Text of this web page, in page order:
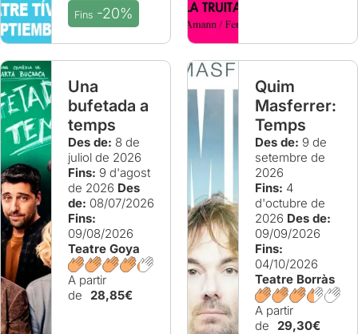
Fins -20%
Una
bufetada a
temps
Des de: 8 de
juliol de 2026
Fins: 9 d'agost
de 2026 Des
de: 08/07/2026
Fins:
09/08/2026
Teatre Goya
A partir
de
28,85€
Quim
Masferrer:
Temps
Des de: 9 de
setembre de
2026
Fins: 4
d'octubre de
2026 Des de:
09/09/2026
Fins:
04/10/2026
Teatre Borràs
A partir
de
29,30€